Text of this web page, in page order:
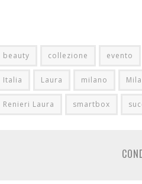
beauty collezione evento
Italia Laura milano
Renieri Laura smartbox